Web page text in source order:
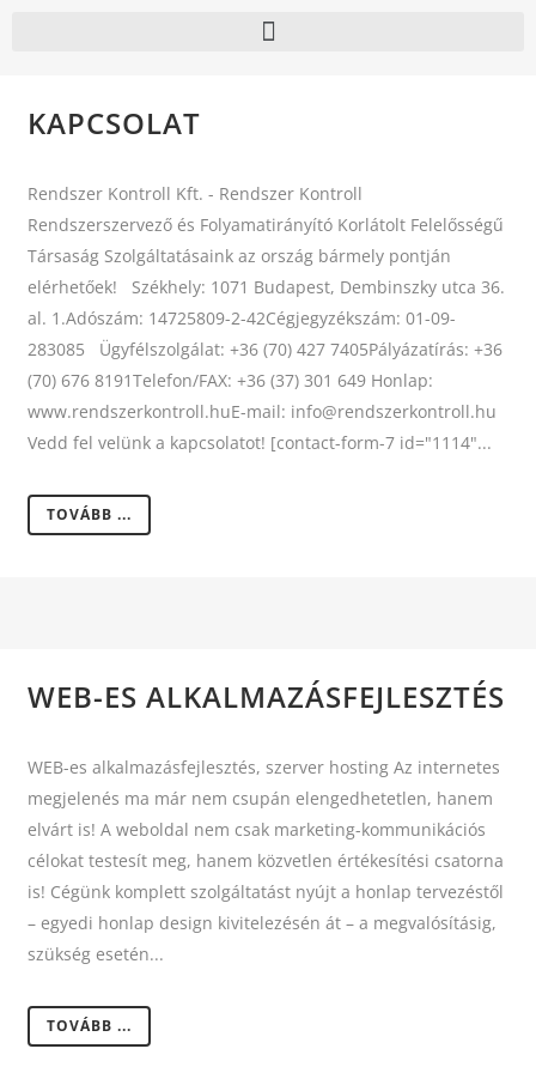
KAPCSOLAT
Rendszer Kontroll Kft. - Rendszer Kontroll
Rendszerszervező és Folyamatirányító Korlátolt Felelősségű
Társaság Szolgáltatásaink az ország bármely pontján
elérhetőek! Székhely: 1071 Budapest, Dembinszky utca 36.
al. 1.Adószám: 14725809-2-42Cégjegyzékszám: 01-09-
283085 Ügyfélszolgálat: +36 (70) 427 7405Pályázatírás: +36
(70) 676 8191Telefon/FAX: +36 (37) 301 649 Honlap:
www.rendszerkontroll.huE-mail: info@rendszerkontroll.hu
Vedd fel velünk a kapcsolatot! [contact-form-7 id="1114"...
TOVÁBB ...
WEB-ES ALKALMAZÁSFEJLESZTÉS
WEB-es alkalmazásfejlesztés, szerver hosting Az internetes
megjelenés ma már nem csupán elengedhetetlen, hanem
elvárt is! A weboldal nem csak marketing-kommunikációs
célokat testesít meg, hanem közvetlen értékesítési csatorna
is! Cégünk komplett szolgáltatást nyújt a honlap tervezéstől
– egyedi honlap design kivitelezésén át – a megvalósításig,
szükség esetén...
TOVÁBB ...